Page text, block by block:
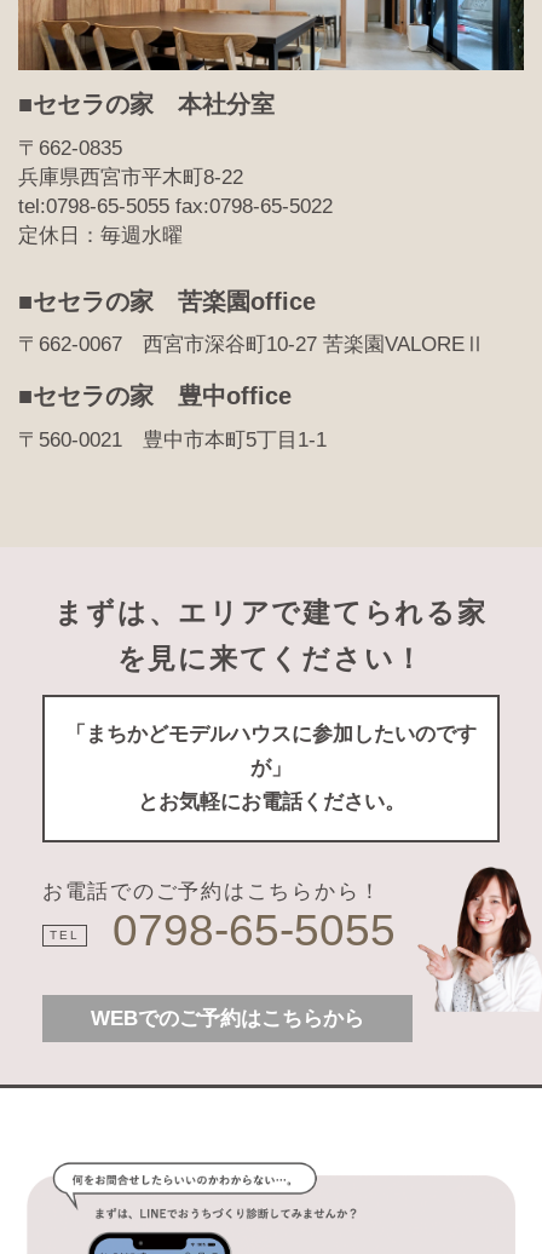
■セセラの家 本社分室
〒662-0835
兵庫県西宮市平木町8-22
tel:0798-65-5055 fax:0798-65-5022
定休日：毎週水曜
■セセラの家 苦楽園office
〒662-0067 西宮市深谷町10-27 苦楽園VALOREⅡ
■セセラの家 豊中office
〒560-0021 豊中市本町5丁目1-1
まずは、エリアで建てられる家
を見に来てください！
「まちかどモデルハウスに参加したいのです
が」
とお気軽にお電話ください。
お電話でのご予約はこちらから！
TEL 0798-65-5055
WEBでのご予約はこちらから